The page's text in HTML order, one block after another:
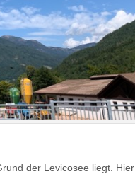
der Levicosee liegt. Hier